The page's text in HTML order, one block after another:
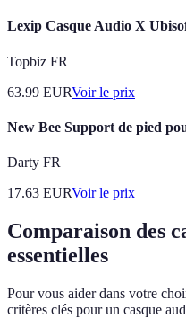
Lexip Casque Audio X
Topbiz FR
63.99 EURVoir le prix
New Bee Support de pied
Darty FR
17.63 EURVoir le prix
Comparaison des
essentielles
Pour vous aider dans votre
critères clés pour un casque